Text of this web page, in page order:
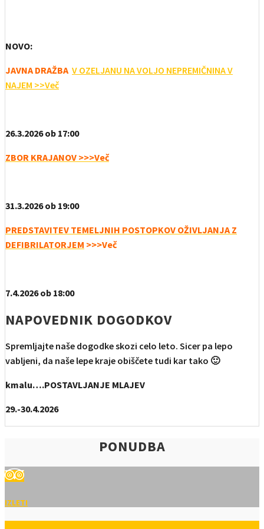
NOVO:
JAVNA DRAŽBA V OZELJANU NA VOLJO NEPREMIČNINA V
NAJEM >>Več
26.3.2026 ob 17:00
ZBOR KRAJANOV >>>Več
31.3.2026 ob 19:00
PREDSTAVITEV TEMELJNIH POSTOPKOV OŽIVLJANJA Z
DEFIBRILATORJEM >>>Več
7.4.2026 ob 18:00
NAPOVEDNIK DOGODKOV
Spremljajte naše dogodke skozi celo leto. Sicer pa lepo
vabljeni, da naše lepe kraje obiščete tudi kar tako 🙂
kmalu….POSTAVLJANJE MLAJEV
29.-30.4.2026
PONUDBA
IZLETI